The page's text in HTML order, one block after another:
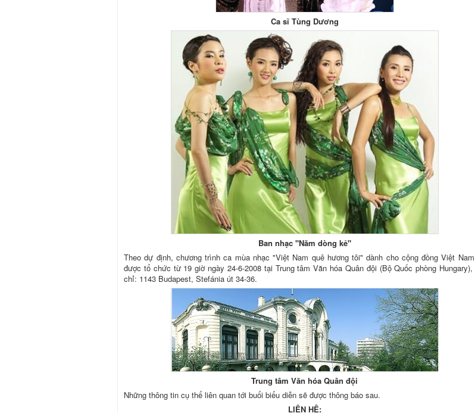
Ca sĩ Tùng Dương
Ban nhạc "Năm dòng kẻ"
Theo dự định, chương trình ca mùa nhạc "Việt Nam quê hương tôi" dành cho cộng đồng Việt
được tổ chức từ 19 giờ ngày 24-6-2008 tại Trung tâm Văn hóa Quân đội (Bộ Quốc phòng Hungary),
chỉ: 1143 Budapest, Stefánia út 34-36.
Trung tâm Văn hóa Quân đội
Những thông tin cụ thể liên quan tới buổi biểu diễn sẽ được thông báo sau.
LIÊN HỆ: